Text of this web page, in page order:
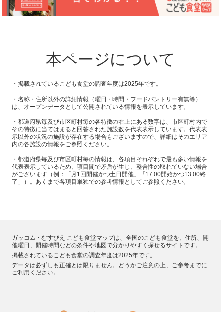
本ページについて
・掲載されているこども食堂の調査年度は2025年です。
・名称・住所以外の詳細情報（曜日・時間・フードパントリー有無等）
は、オープンデータとして公開されている情報を表示しています。
・都道府県毎及び市区町村毎の各特徴の右上にある数字は、市区町村内で
その特徴に当てはまると回答された施設数を代表表示しています。代表表
示以外の状況の施設が存在する場合もございますので、詳細はそのエリア
内の各施設の情報をご参照ください。
・都道府県毎及び市区町村毎の情報は、各項目それぞれで最も多い情報を
代表表示しているため、項目間で矛盾が生じ、整合性の取れていない場合
がございます（例：「月1回開催かつ土日開催」「17:00開始かつ13:00終
了」）。あくまで各項目単独での参考情報としてご参照ください。
ガッコム・むすびえ こども食堂マップは、全国のこども食堂を、住所、開
催曜日、開催時間などの条件や地図で分かりやすく探せるサイトです。
掲載されているこども食堂の調査年度は2025年です。
データは必ずしも正確とは限りません。どうかご注意の上、ご参考までに
ご利用ください。